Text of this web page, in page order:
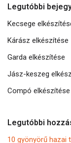
Legutóbbi
Kecsege
Kárász elkészítése
Garda elkészítése
Jász-keszeg
Compó elkészítése
Legutóbbi
10 gyönyörű hazai